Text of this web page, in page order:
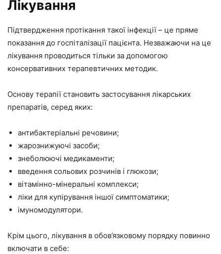
Лікування
Підтвердження протікання такої інфекції – це пряме
показання до госпіталізації пацієнта. Незважаючи на це
лікування проводиться тільки за допомогою
консервативних терапевтичних методик.
Основу терапії становить застосування лікарських
препаратів, серед яких:
антибактеріальні речовини;
жарознижуючі засоби;
знеболюючі медикаменти;
введення сольових розчинів і глюкози;
вітамінно-мінеральні комплекси;
ліки для купірування іншої симптоматики;
імуномодулятори.
Крім цього, лікування в обов’язковому порядку повинно
включати в себе: